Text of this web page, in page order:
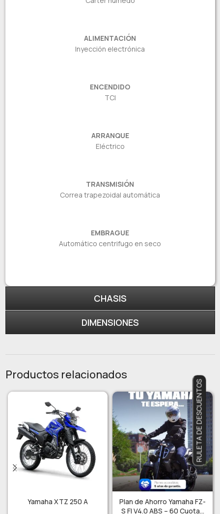
ALIMENTACIÓN
Inyección electrónica
ENCENDIDO
TCI
ARRANQUE
Eléctrico
TRANSMISIÓN
Correa trapezoidal automática
EMBRAGUE
Automático centrifugo en seco
CHASIS
DIMENSIONES
Productos relacionados
Yamaha XTZ 250 A
Plan de Ahorro Yamaha FZ-
S FI V4.0 ABS – 60 Cuotas
RULETA DE DESCUENTOS